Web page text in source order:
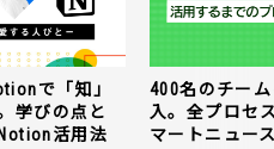
で「知」
学びの点と
活用法
400名のチー
入。全プロセ
マートニュー